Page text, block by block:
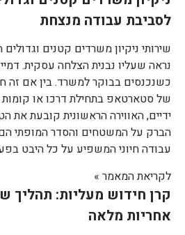
לסביבת עבודה מנצחת
שירותי ניקיון משרדים קטנים
נראה שעליו נבנית הצלחה עסקית.
כשנכנסים בבוקר למשרד. בין אם זה
של סטארטאפ בתחילת דרכו או
ידיים, האווירה הראשונית קובעת את
הברק על המשטחים והסדר המופתי הם
עבודה חיוני המשפיע על כל היבט
לקריאת המאמר »
קרן חידוש מעליות: תהליך
אחריות מלאה